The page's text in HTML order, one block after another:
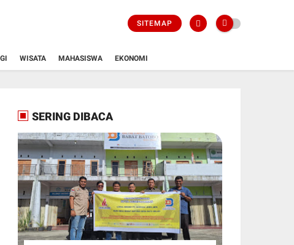
SITEMAP
WISATA MAHASISWA EKONOMI
SERING DIBACA